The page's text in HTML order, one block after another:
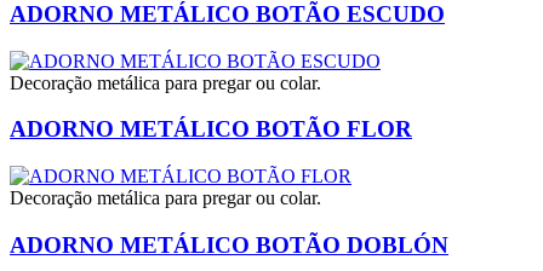
ADORNO METÁLICO BOTÃO ESCUDO
Decoração metálica para pregar ou colar.
ADORNO METÁLICO BOTÃO FLOR
Decoração metálica para pregar ou colar.
ADORNO METÁLICO BOTÃO DOBLÓN